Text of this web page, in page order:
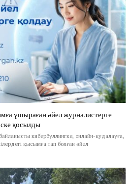
ұшыраған әйел журналистерге
қосылды
кибербуллингке, онлайн-қудалауға,
қысымға тап болған әйел